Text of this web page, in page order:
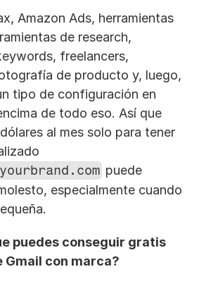
Amazon Ads, herramientas
de research,
freelancers,
de producto y, luego,
tipo de configuración en
de todo eso. Así que
al mes solo para tener
puede
especialmente cuando
puedes conseguir gratis
Gmail con marca?